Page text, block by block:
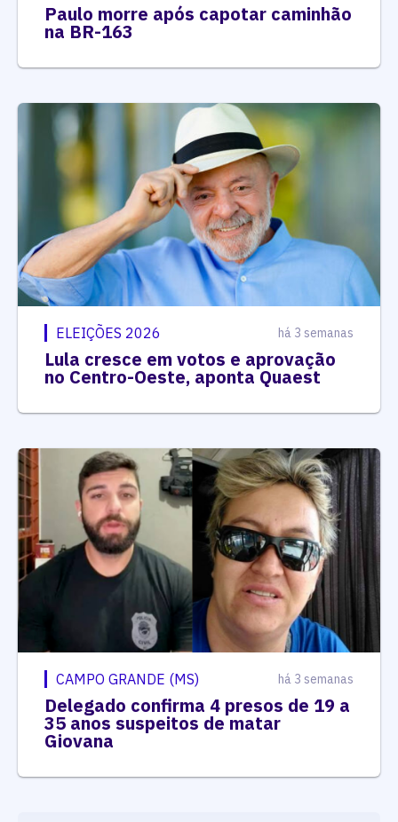
Paulo morre após capotar caminhão
na BR-163
ELEIÇÕES 2026 há 3 semanas
Lula cresce em votos e aprovação
no Centro-Oeste, aponta Quaest
CAMPO GRANDE (MS) há 3 semanas
Delegado confirma 4 presos de 19 a
35 anos suspeitos de matar
Giovana